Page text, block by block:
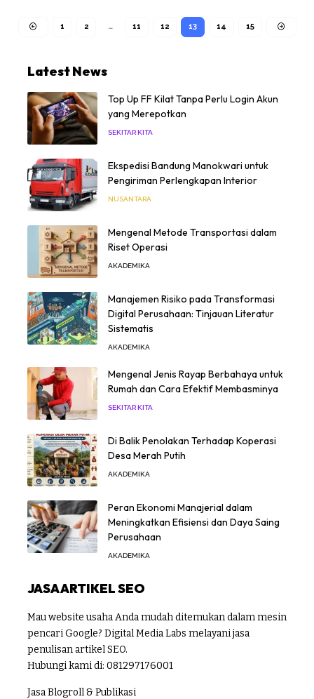
1 2 … 11 12 13 14 15
Latest News
Top Up FF Kilat Tanpa Perlu Login Akun
yang Merepotkan
SEKITAR KITA
Ekspedisi Bandung Manokwari untuk
Pengiriman Perlengkapan Interior
NUSANTARA
Mengenal Metode Transportasi dalam
Riset Operasi
AKADEMIKA
Manajemen Risiko pada Transformasi
Digital Perusahaan: Tinjauan Literatur
Sistematis
AKADEMIKA
Mengenal Jenis Rayap Berbahaya untuk
Rumah dan Cara Efektif Membasminya
SEKITAR KITA
Di Balik Penolakan Terhadap Koperasi
Desa Merah Putih
AKADEMIKA
Peran Ekonomi Manajerial dalam
Meningkatkan Efisiensi dan Daya Saing
Perusahaan
AKADEMIKA
JASA ARTIKEL SEO
Mau website usaha Anda mudah ditemukan dalam mesin
pencari Google? Digital Media Labs melayani jasa
penulisan artikel SEO.
Hubungi kami di: 081297176001
Jasa Blogroll & Publikasi